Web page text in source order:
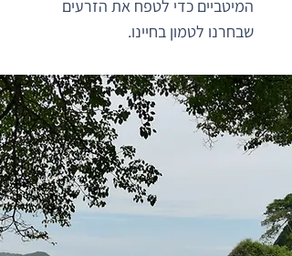
המיטביים כדי לטפח את הזרעים
שבחרנו לטמון בחיינו.